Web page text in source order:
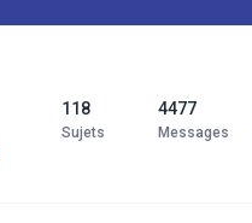
118
Sujets
4477
Messages